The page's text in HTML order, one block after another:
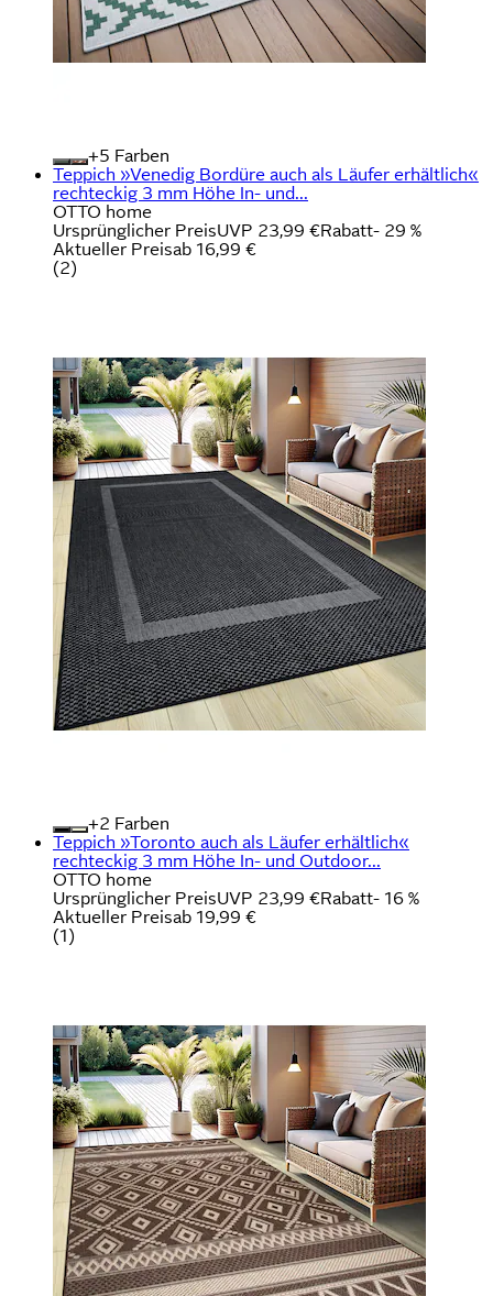
+
Farben
Teppich »Venedig Bordüre auch als Läufer erhältlich«
rechteckig 3 mm Höhe In- und...
OTTO home
Ursprünglicher PreisUVP 23,99 €Rabatt- 29 %
Aktueller Preisab 16,99 €
(2)
+
Farben
Teppich »Toronto auch als Läufer erhältlich«
rechteckig 3 mm Höhe In- und Outdoor...
OTTO home
Ursprünglicher PreisUVP 23,99 €Rabatt- 16 %
Aktueller Preisab 19,99 €
(1)